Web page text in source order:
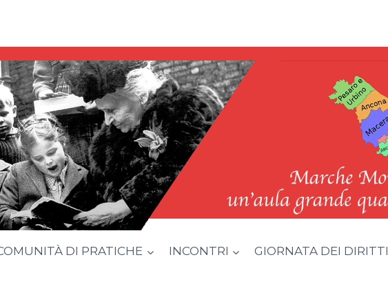
DI PRATICHE INCONTRI GIORNATA DEI DIRITTI